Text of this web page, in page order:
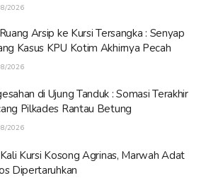
2026
Arsip ke Kursi Tersangka : Senyap
Kasus KPU Kotim Akhirnya Pecah
2026
di Ujung Tanduk : Somasi Terakhir
Pilkades Rantau Betung
2026
Kursi Kosong Agrinas, Marwah Adat
Dipertaruhkan